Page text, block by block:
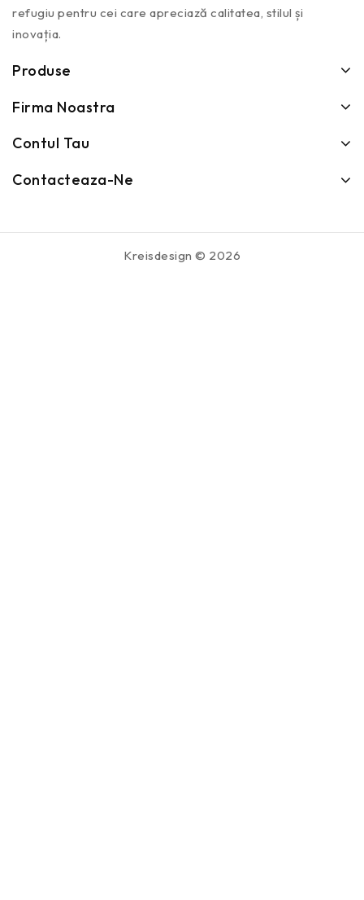
refugiu pentru cei care apreciază calitatea, stilul și
inovația.
Produse
Firma Noastra
Contul Tau
Contacteaza-Ne
Kreisdesign © 2026